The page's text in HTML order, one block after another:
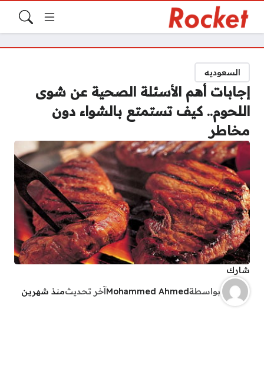
السعوديه
إجابات أهم الأسئلة الصحية عن شوى
اللحوم.. كيف تستمتع بالشواء دون
مخاطر
شارك
بواسطةMohammed Ahmedآخر تحديثمنذ شهرين